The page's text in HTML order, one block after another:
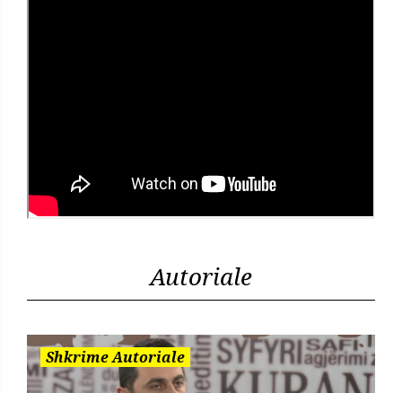
Autoriale
Shkrime Autoriale